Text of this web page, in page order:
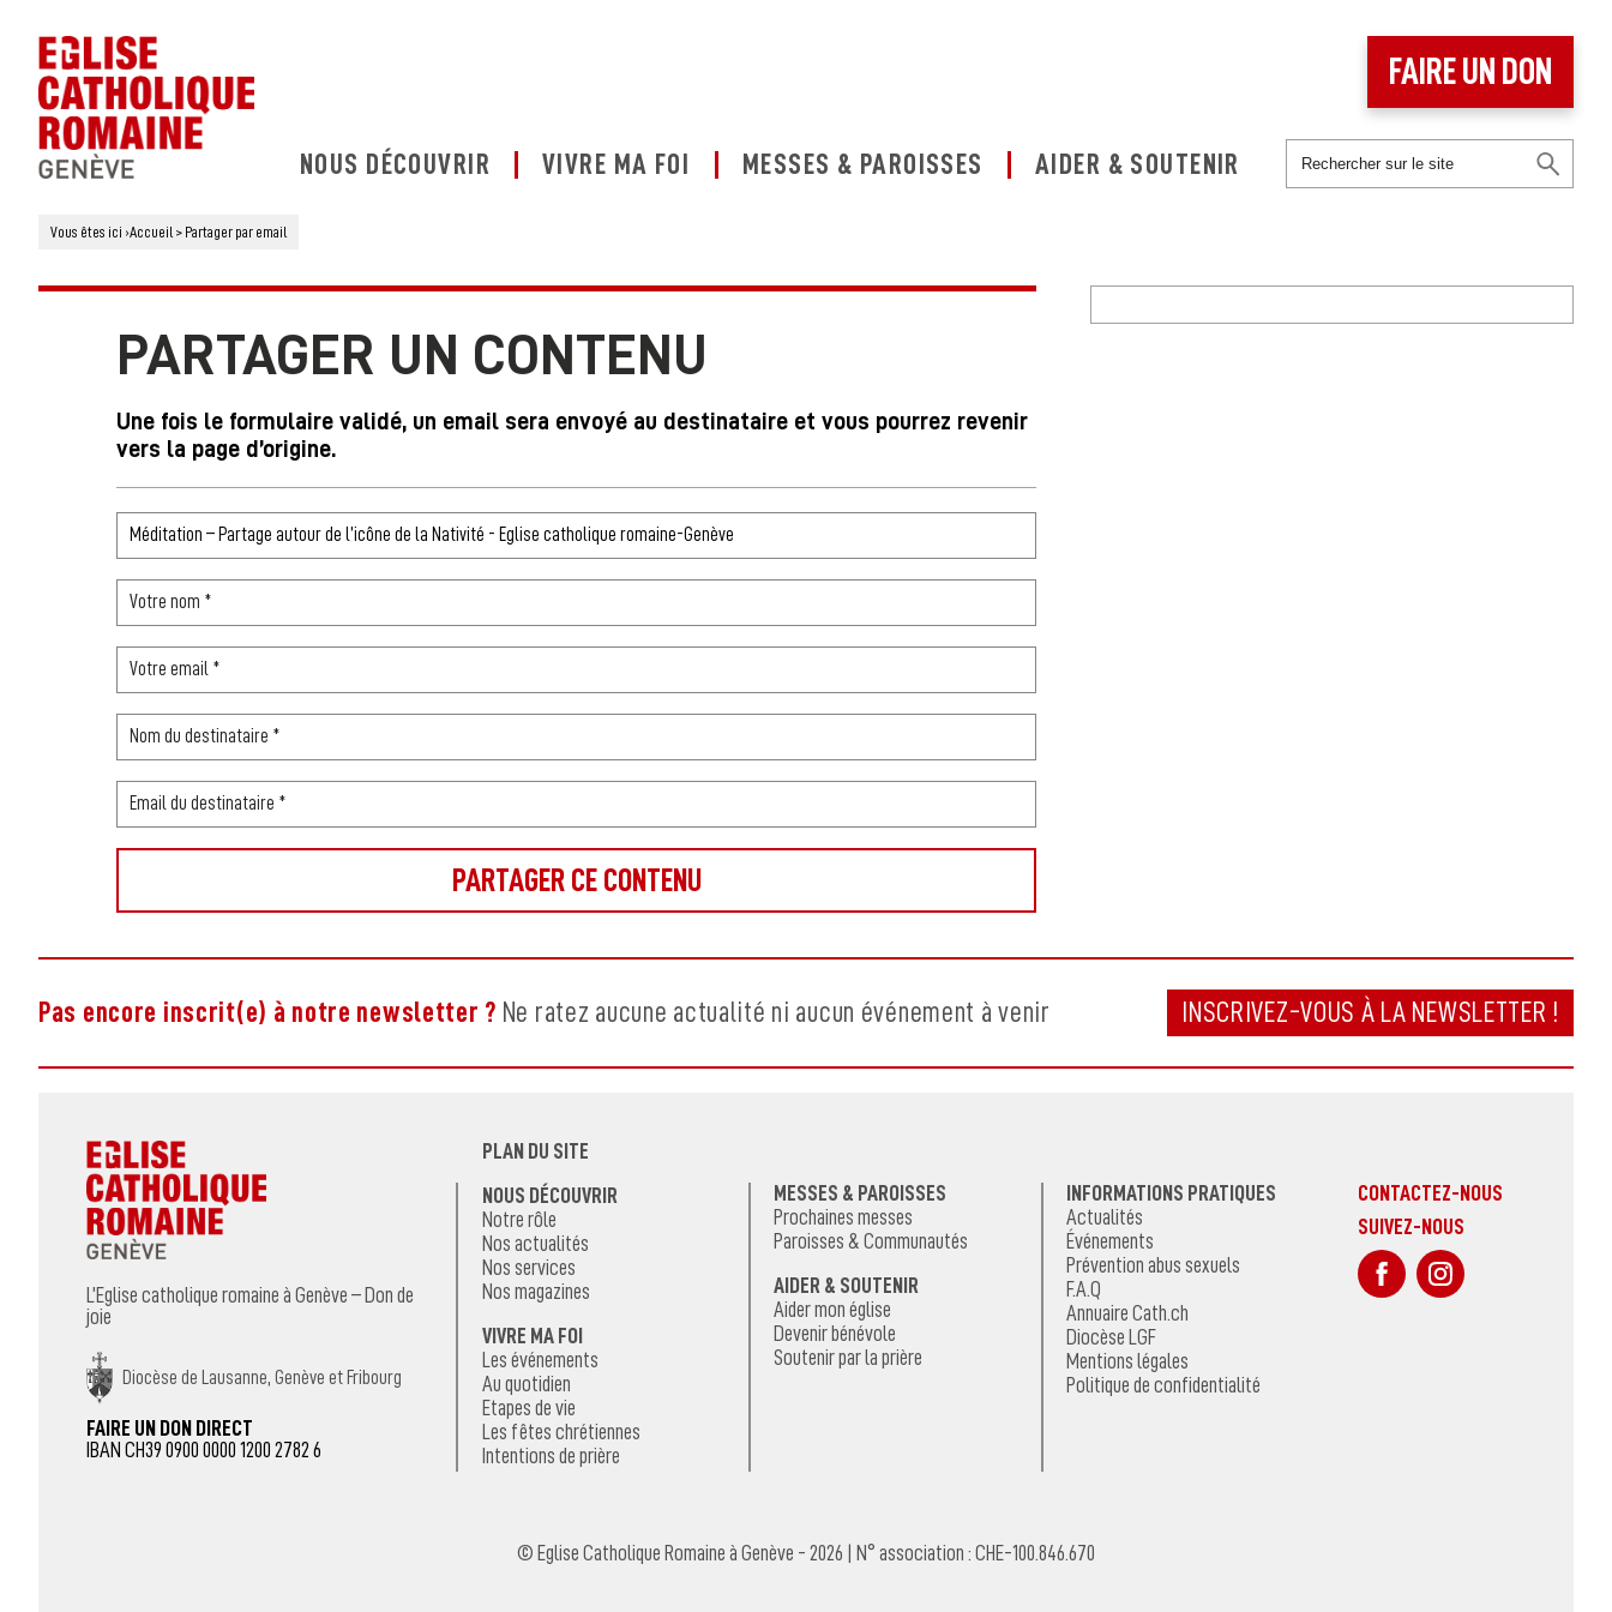
NOUS DÉCOUVRIR VIVRE MA FOI MESSES & PAROISSES AIDER & SOUTENIR
FAIRE UN DON
Vous êtes ici ›Accueil > Partager par email
PARTAGER UN CONTENU
Une fois le formulaire validé, un email sera envoyé au destinataire et vous pourrez revenir
vers la page d’origine.
Pas encore inscrit(e) à notre newsletter ? Ne ratez aucune actualité ni aucun événement à venir INSCRIVEZ-VOUS À LA NEWSLETTER !
L’Eglise catholique romaine à Genève – Don de
joie
Diocèse de Lausanne, Genève et Fribourg
FAIRE UN DON DIRECT
IBAN CH39 0900 0000 1200 2782 6
PLAN DU SITE
NOUS DÉCOUVRIR
Notre rôle
Nos actualités
Nos services
Nos magazines
VIVRE MA FOI
Les événements
Au quotidien
Etapes de vie
Les fêtes chrétiennes
Intentions de prière
MESSES & PAROISSES
Prochaines messes
Paroisses & Communautés
AIDER & SOUTENIR
Aider mon église
Devenir bénévole
Soutenir par la prière
INFORMATIONS PRATIQUES
Actualités
Événements
Prévention abus sexuels
F.A.Q
Annuaire Cath.ch
Diocèse LGF
Mentions légales
Politique de confidentialité
CONTACTEZ-NOUS
SUIVEZ-NOUS
sur Facebook
© Eglise Catholique Romaine à Genève - 2026 | N° association : CHE-100.846.670